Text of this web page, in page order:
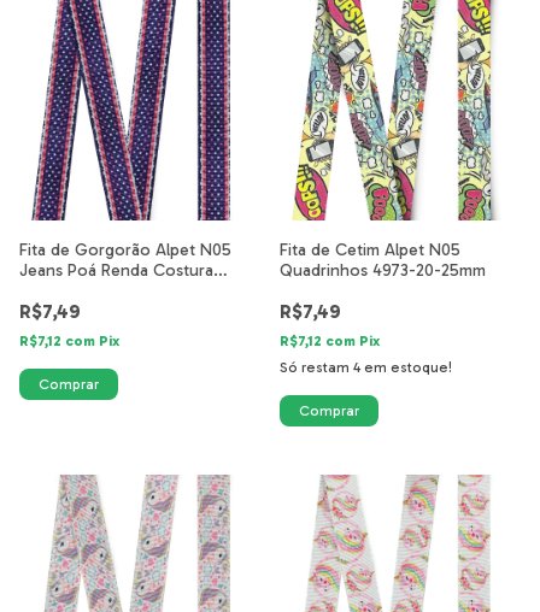
Fita de Gorgorão Alpet N05
Jeans Poá Renda Costura
R$7,49
R$7,12 com Pix
Fita de Cetim Alpet N05
Quadrinhos 4973-20-25mm
R$7,49
R$7,12 com Pix
Só restam 4em estoque!